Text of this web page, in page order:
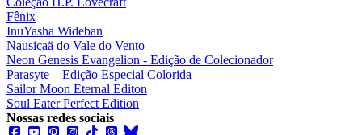
Fênix
InuYasha Wideban
Nausicaä do Vale do Vento
Neon Genesis Evangelion - Edição de Colecionador
Parasyte – Edição Especial Colorida
Sailor Moon Eternal Editon
Soul Eater Perfect Edition
Nossas redes sociais